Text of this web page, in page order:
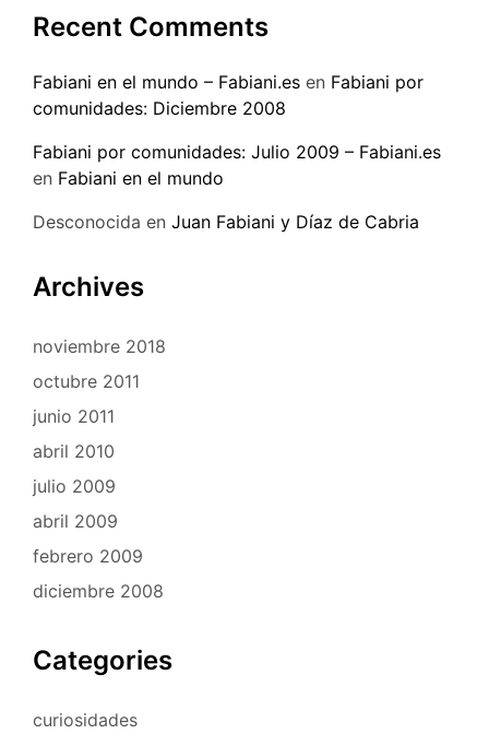
Recent Comments
Fabiani en el mundo – Fabiani.es en Fabiani por
comunidades: Diciembre 2008
Fabiani por comunidades: Julio 2009 – Fabiani.es
en Fabiani en el mundo
Desconocida en Juan Fabiani y Díaz de Cabria
Archives
noviembre 2018
octubre 2011
junio 2011
abril 2010
julio 2009
abril 2009
febrero 2009
diciembre 2008
Categories
curiosidades